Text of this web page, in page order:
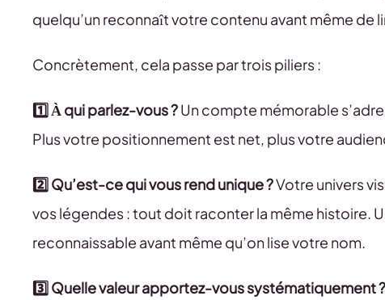
quelqu’un reconnaît votre contenu avant même de
Concrètement, cela passe par trois piliers :
1️⃣ À qui parlez-vous ?Un compte mémorable
Plus votre positionnement est net, plus votre
2️⃣ Qu’est-ce qui vous rend unique ?Votre univers
vos légendes : tout doit raconter la même histoire.
reconnaissable avant même qu’on lise votre nom.
3️⃣ Quelle valeur apportez-vous systématiquement ?